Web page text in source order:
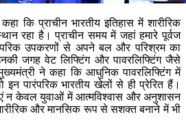
कि प्राचीन भारतीय इतिहास में शारीरिक
रहा है। प्राचीन समय में जहां हमारे पूर्वज
उपकरणों से अपने बल और परिश्रम का
जगह वेट लिफ्टिंग और पावरलिफ्टिंग जैसे
ने कहा कि आधुनिक पावरलिफ्टिंग में
पारंपरिक भारतीय खेलों से ही प्रेरित हैं।
न केवल युवाओं में आत्मविश्वास और अनुशासन
और मानसिक रूप से सशक्त बनाने में भी